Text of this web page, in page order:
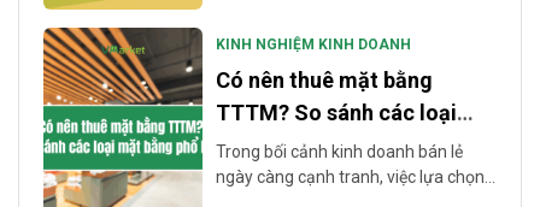
mở sạp, mở kiot hoặc đang muốn
hơn, câu hỏi [...]
KINH NGHIỆM KINH DOANH
Có nên thuê mặt bằng
TTTM? So sánh các loại
mặt bằng phổ biến
Trong bối cảnh kinh doanh bán lẻ
ngày càng cạnh tranh, việc lựa chọn